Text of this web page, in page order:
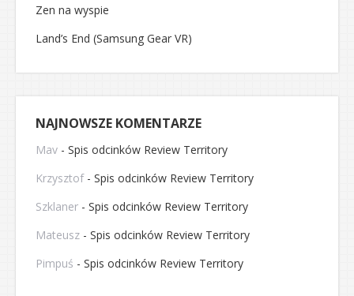
Zen na wyspie
Land’s End (Samsung Gear VR)
NAJNOWSZE KOMENTARZE
Mav - Spis odcinków Review Territory
Krzysztof- Spis odcinków Review Territory
Szklaner - Spis odcinków Review Territory
Mateusz - Spis odcinków Review Territory
Pimpuś - Spis odcinków Review Territory